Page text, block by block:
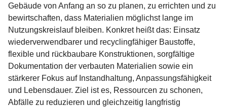
Gebäude von Anfang an so zu planen, zu errichten und zu
bewirtschaften, dass Materialien möglichst lange im
Nutzungskreislauf bleiben. Konkret heißt das: Einsatz
wiederverwendbarer und recyclingfähiger Baustoffe,
flexible und rückbaubare Konstruktionen, sorgfältige
Dokumentation der verbauten Materialien sowie ein
stärkerer Fokus auf Instandhaltung, Anpassungsfähigkeit
und Lebensdauer. Ziel ist es, Ressourcen zu schonen,
Abfälle zu reduzieren und gleichzeitig langfristig